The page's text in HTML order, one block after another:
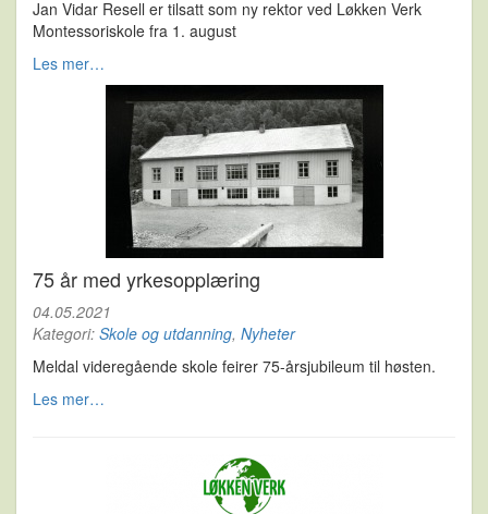
Jan Vidar Resell er tilsatt som ny rektor ved Løkken Verk
Montessoriskole fra 1. august
Les mer…
75 år med yrkesopplæring
04.05.2021
Kategori: Skole og utdanning, Nyheter
Meldal videregående skole feirer 75-årsjubileum til høsten.
Les mer…